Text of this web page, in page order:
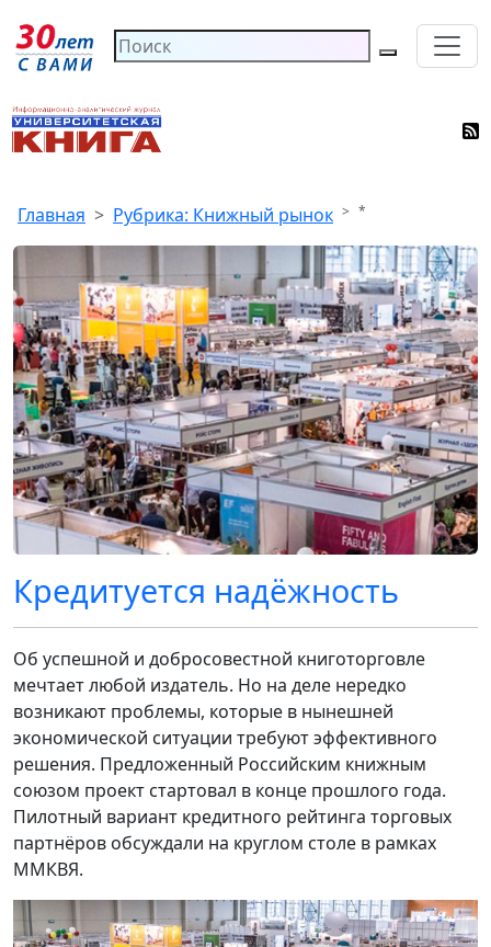
Главная Рубрика: Книжный рынок *
Кредитуется надёжность
Об успешной и добросовестной книготорговле
мечтает любой издатель. Но на деле нередко
возникают проблемы, которые в нынешней
экономической ситуации требуют эффективного
решения. Предложенный Российским книжным
союзом проект стартовал в конце прошлого года.
Пилотный вариант кредитного рейтинга торговых
партнёров обсуждали на круглом столе в рамках
ММКВЯ.